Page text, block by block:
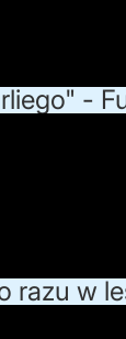
-
w